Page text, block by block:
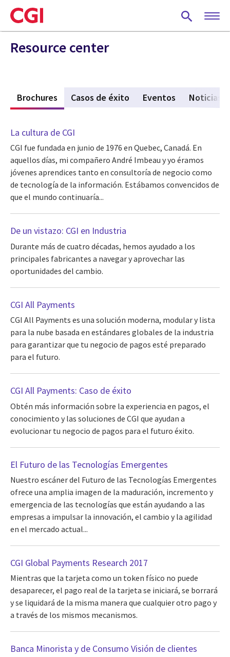
Skip
to
main
content
Resource center
Brochures (active tab)
Casos de éxito Eventos Noticias
La cultura de CGI
CGI fue fundada en junio de 1976 en Quebec, Canadá. En
aquellos días, mi compañero André Imbeau y yo éramos
jóvenes aprendices tanto en consultoría de negocio como
de tecnología de la información. Estábamos convencidos de
que el mundo continuaría...
De un vistazo: CGI en Industria
Durante más de cuatro décadas, hemos ayudado a los
principales fabricantes a navegar y aprovechar las
oportunidades del cambio.
CGI All Payments
CGI All Payments es una solución moderna, modular y lista
para la nube basada en estándares globales de la industria
para garantizar que tu negocio de pagos esté preparado
para el futuro.
CGI All Payments: Caso de éxito
Obtén más información sobre la experiencia en pagos, el
conocimiento y las soluciones de CGI que ayudan a
evolucionar tu negocio de pagos para el futuro éxito.
El Futuro de las Tecnologías Emergentes
Nuestro escáner del Futuro de las Tecnologías Emergentes
ofrece una amplia imagen de la maduración, incremento y
emergencia de las tecnologías que están ayudando a las
empresas a impulsar la innovación, el cambio y la agilidad
en el mercado actual...
CGI Global Payments Research 2017
Mientras que la tarjeta como un token físico no puede
desaparecer, el pago real de la tarjeta se iniciará, se borrará
y se liquidará de la misma manera que cualquier otro pago y
a través de los mismos mecanismos.
Banca Minorista y de Consumo Visión de clientes